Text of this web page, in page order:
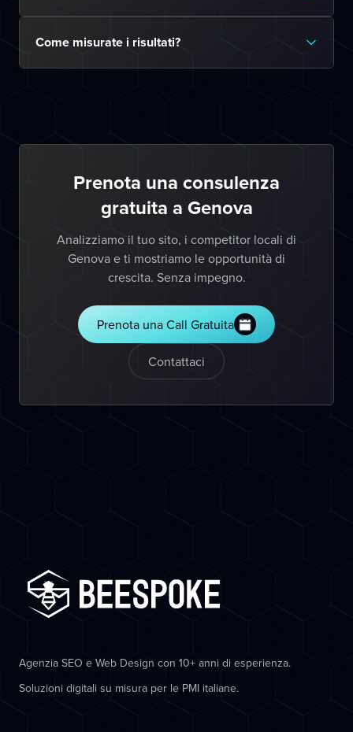
Come misurate i risultati?
Prenota una consulenza
gratuita a Genova
Analizziamo il tuo sito, i competitor locali di
Genova e ti mostriamo le opportunità di
crescita. Senza impegno.
Prenota una Call Gratuita
Contattaci
Agenzia SEO e Web Design con 10+ anni di esperienza.
Soluzioni digitali su misura per le PMI italiane.